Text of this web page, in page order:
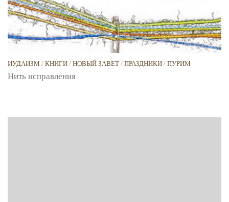
ИУДАИЗМ /КНИГИ/НОВЫЙ ЗАВЕТ/ПРАЗДНИКИ/ПУРИМ
Нить исправления